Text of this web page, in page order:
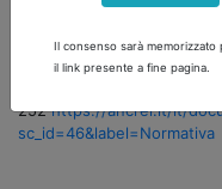
PER ESIGENZE
252https://ancrel.it/it/
sc_id=46&label=Normativa
Il consenso sarà
il link presente a fine pagina.